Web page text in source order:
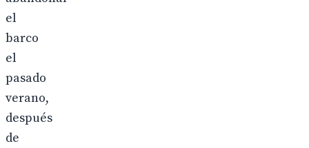
el
barco
el
pasado
verano,
después
de